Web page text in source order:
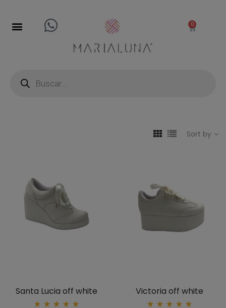
0
Sort by
Santa Lucia off white Victoria off white